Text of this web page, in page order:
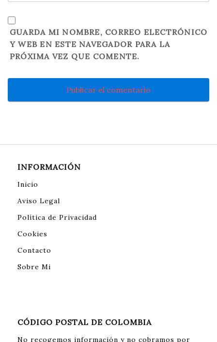
GUARDA MI NOMBRE, CORREO ELECTRÓNICO
Y WEB EN ESTE NAVEGADOR PARA LA
PRÓXIMA VEZ QUE COMENTE.
INFORMACIÓN
Inicio
Aviso Legal
Política de Privacidad
Cookies
Contacto
Sobre Mi
CÓDIGO POSTAL DE COLOMBIA
No recogemos información y no cobramos por